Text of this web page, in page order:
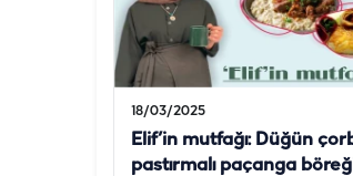
18/03/2025
Elif’in mutfağı: Düğün
pastırmalı paçanga